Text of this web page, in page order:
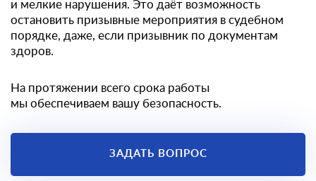
и мелкие нарушения. Это даёт возможность
остановить призывные мероприятия в судебном
порядке, даже, если призывник по документам
здоров.
На протяжении всего срока работы
мы обеспечиваем вашу безопасность.
ЗАДАТЬ ВОПРОС